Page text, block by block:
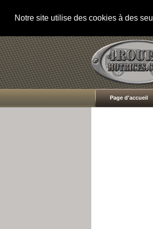
Notre site utilise des cookies à des
Page d'accueil